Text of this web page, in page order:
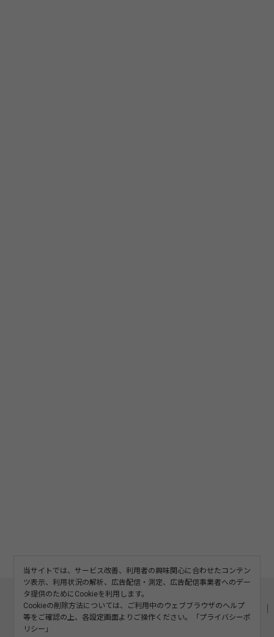
このサイトについて 利用規約
記事の二次利用について
プライバシーポリシー
お問い合わせ
運営会社
当サイトでは、サービス改善、利用者の興味関心に合わせたコンテン
ツ表示、利用状況の解析、広告配信・測定、広告配信事業者へのデー
タ提供のためにCookieを利用します。
Cookieの削除方法については、ご利用中のウェブブラウザのヘルプ
等をご確認の上、各設定画面よりご操作ください。「プライバシーポ
リシー 」